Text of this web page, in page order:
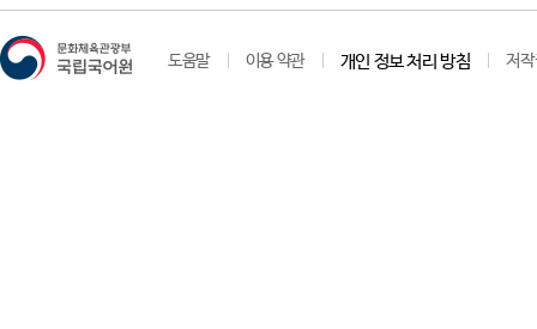
도움말 이용 약관 개인 정보 처리 방침 저